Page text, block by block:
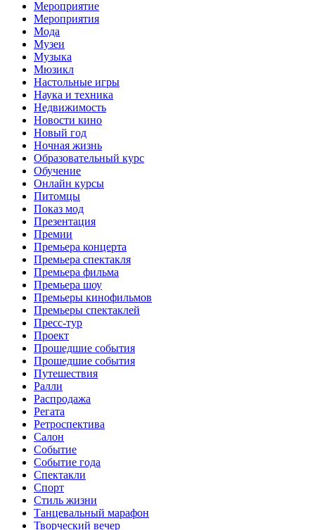
Мероприятие
Мероприятия
Мода
Музеи
Музыка
Мюзикл
Настольные игры
Наука и техника
Недвижимость
Новости кино
Новый год
Ночная жизнь
Образовательный курс
Обучение
Онлайн курсы
Питомцы
Показ мод
Презентация
Премии
Премьера концерта
Премьера спектакля
Премьера фильма
Премьера шоу
Премьеры кинофильмов
Премьеры спектаклей
Пресс-тур
Проект
Прошедшие события
Прошедшие события
Путешествия
Ралли
Распродажа
Регата
Ретроспектива
Салон
Событие
Событие года
Спектакли
Спорт
Стиль жизни
Танцевальный марафон
Творческий вечер